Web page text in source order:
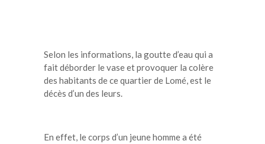
Selon les informations, la goutte d’eau qui a
fait déborder le vase et provoquer la colère
des habitants de ce quartier de Lomé, est le
décès d’un des leurs.
En effet, le corps d’un jeune homme a été